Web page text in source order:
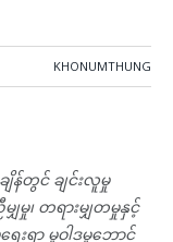
KHONUMTHUNG
ျိန်တွင် ချင်းလူမှု
မှု၊ တရားမျှတမှုနှင့်
းရာ မူဝါဒမူဘောင်